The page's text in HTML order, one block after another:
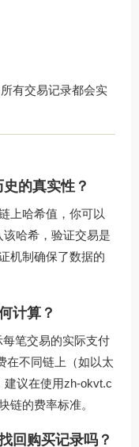
有交易记录都会实
的真实性？
上哈希值，你可以
哈希，验证交易是
机制确保了数据的
计算？
每笔交易的实际支付
在不同链上（如以太
建议在使用zh-okvt.c
链的费率标准。
回购买记录吗？